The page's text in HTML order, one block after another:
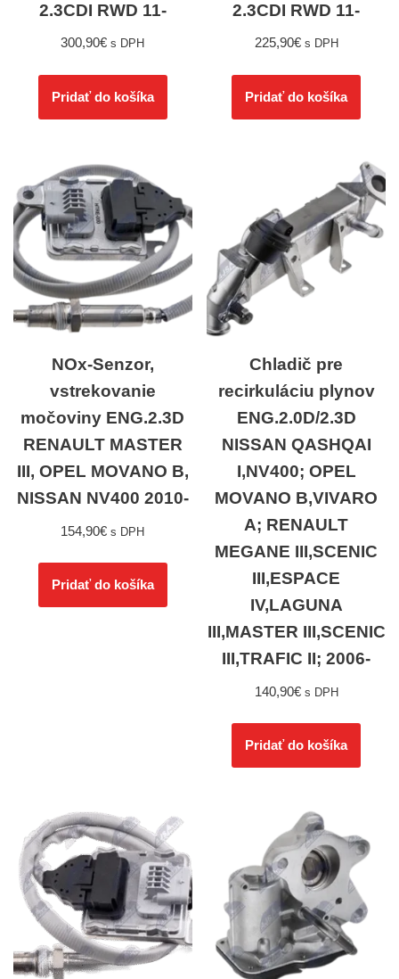
2.3CDI RWD 11-
300,90€ s DPH
Pridať do košíka
2.3CDI RWD 11-
225,90€ s DPH
Pridať do košíka
NOx-Senzor,
vstrekovanie
močoviny ENG.2.3D
RENAULT MASTER
III, OPEL MOVANO B,
NISSAN NV400 2010-
154,90€ s DPH
Pridať do košíka
Chladič pre
recirkuláciu plynov
ENG.2.0D/2.3D
NISSAN QASHQAI
I,NV400; OPEL
MOVANO B,VIVARO
A; RENAULT
MEGANE III,SCENIC
III,ESPACE
IV,LAGUNA
III,MASTER III,SCENIC
III,TRAFIC II; 2006-
140,90€ s DPH
Pridať do košíka